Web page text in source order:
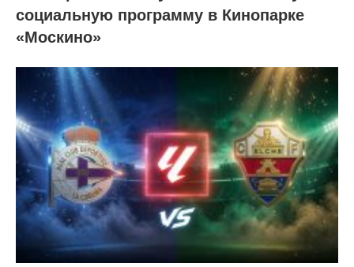
социальную программу в Кинопарке
«Москино»